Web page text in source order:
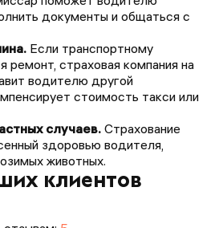
документы и общаться с
Если транспортному
ремонт, страховая компания на
водителю другой
стоимость такси или
случаев. Страхование
здоровью водителя,
животных.
клиентов